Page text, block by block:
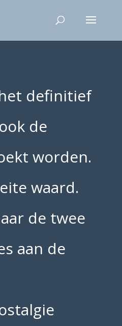
definitief
de
worden.
waard.
de twee
aan de